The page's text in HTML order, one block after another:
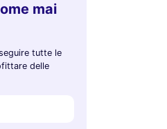
mai
tutte le
delle